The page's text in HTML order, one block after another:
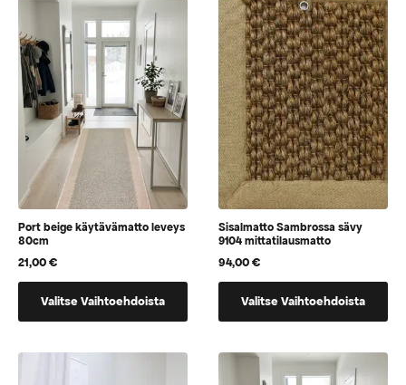
Port beige käytävämatto leveys
80cm
21,00€
Valitse Vaihtoehdoista
vaihtoehtoja,
Sisalmatto Sambrossa sävy
9104 mittatilausmatto
94,00€
Valitse Vaihtoehdoista
vaihtoehtoja,